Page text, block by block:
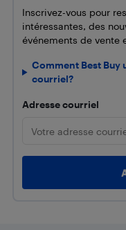
Inscrivez-vous pour
intéressantes, des
événements de vente
Comment Best Buy
courriel?
Adresse courriel